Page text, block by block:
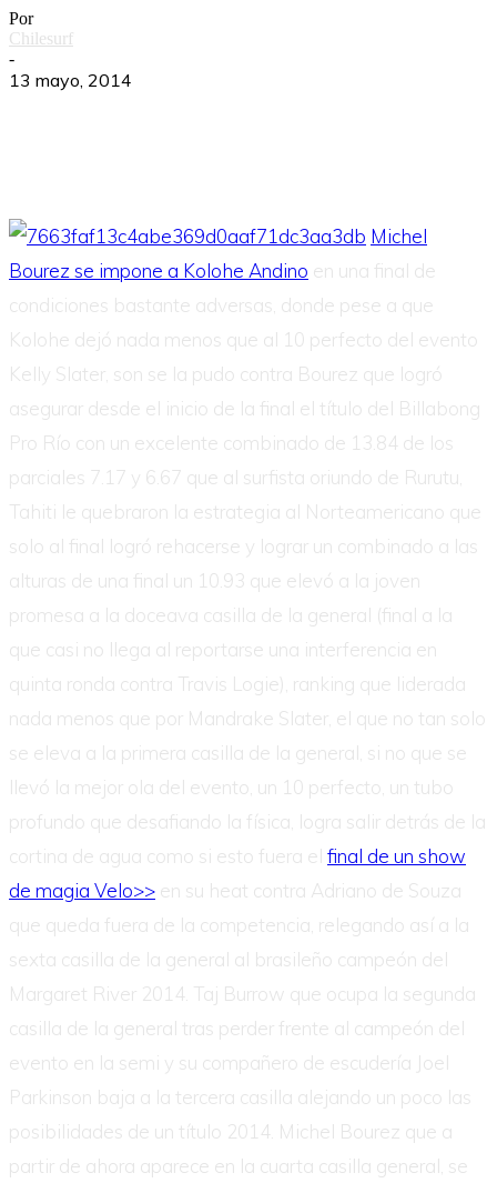
Por
Chilesurf
-
13 mayo, 2014
Michel
Bourez se impone a Kolohe Andino en una final de
condiciones bastante adversas, donde pese a que
Kolohe dejó nada menos que al 10 perfecto del evento
Kelly Slater, son se la pudo contra Bourez que logró
asegurar desde el inicio de la final el título del Billabong
Pro Río con un excelente combinado de 13.84 de los
parciales 7.17 y 6.67 que al surfista oriundo de Rurutu,
Tahiti le quebraron la estrategia al Norteamericano que
solo al final logró rehacerse y lograr un combinado a las
alturas de una final un 10.93 que elevó a la joven
promesa a la doceava casilla de la general (final a la
que casi no llega al reportarse una interferencia en
quinta ronda contra Travis Logie), ranking que liderada
nada menos que por Mandrake Slater, el que no tan solo
se eleva a la primera casilla de la general, si no que se
llevó la mejor ola del evento, un 10 perfecto, un tubo
profundo que desafiando la física, logra salir detrás de la
cortina de agua como si esto fuera el final de un show
de magia Velo>> en su heat contra Adriano de Souza
que queda fuera de la competencia, relegando así a la
sexta casilla de la general al brasileño campeón del
Margaret River 2014. Taj Burrow que ocupa la segunda
casilla de la general tras perder frente al campeón del
evento en la semi y su compañero de escudería Joel
Parkinson baja a la tercera casilla alejando un poco las
posibilidades de un título 2014. Michel Bourez que a
partir de ahora aparece en la cuarta casilla general, se